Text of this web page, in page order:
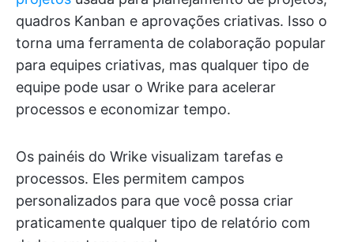
quadros Kanban e aprovações criativas. Isso o
torna uma ferramenta de colaboração popular
para equipes criativas, mas qualquer tipo de
equipe pode usar o Wrike para acelerar
processos e economizar tempo.
Os painéis do Wrike visualizam tarefas e
processos. Eles permitem campos
personalizados para que você possa criar
praticamente qualquer tipo de relatório com